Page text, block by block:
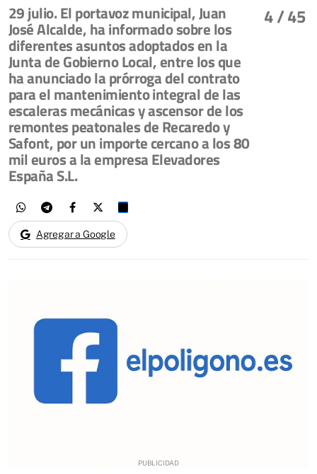
4/ 45
29 julio. El portavoz municipal, Juan
José Alcalde, ha informado sobre los
diferentes asuntos adoptados en la
Junta de Gobierno Local, entre los que
ha anunciado la prórroga del contrato
para el mantenimiento integral de las
escaleras mecánicas y ascensor de los
remontes peatonales de Recaredo y
Safont, por un importe cercano a los 80
mil euros a la empresa Elevadores
España S.L.
Agregar a Google